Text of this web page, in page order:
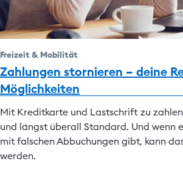
Freizeit & Mobilität
Zahlungen stornieren – deine
Möglichkeiten
Mit Kreditkarte und Lastschrift zu
und längst überall Standard. Und wenn
mit falschen Abbuchungen gibt, kann
werden.